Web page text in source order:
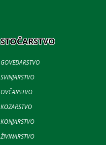
STOČARSTVO
GOVEDARSTVO
SVINJARSTVO
OVČARSTVO
KOZARSTVO
KONJARSTVO
ŽIVINARSTVO